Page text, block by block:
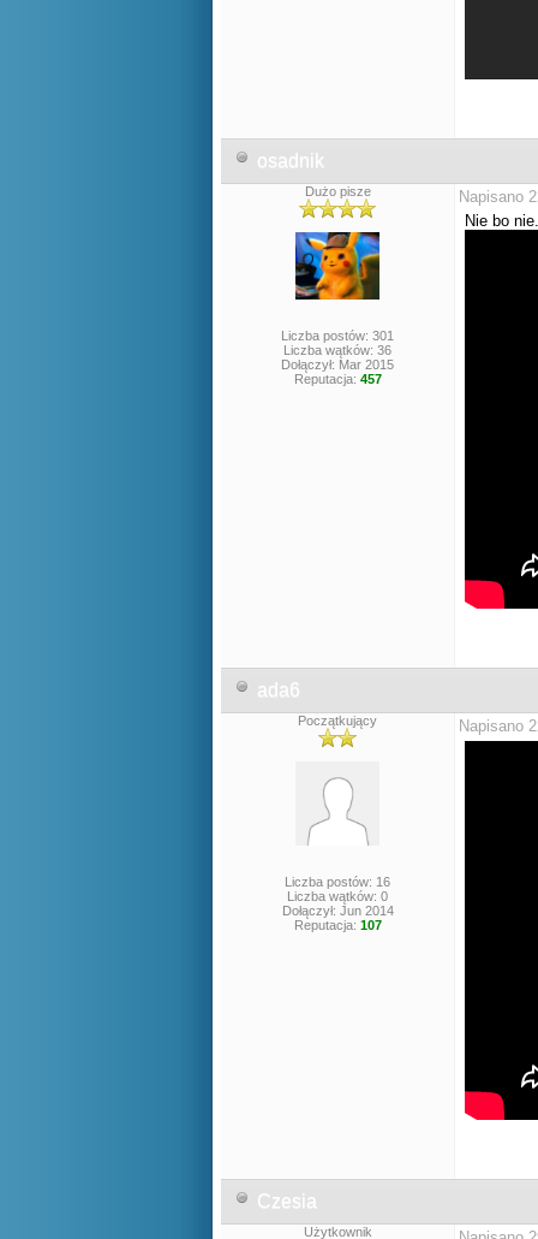
osadnik
Dużo pisze
Liczba postów: 301
Liczba wątków: 36
Dołączył: Mar 2015
Reputacja: 457
Napisano
Nie bo nie.
ada6
Początkujący
Liczba postów: 16
Liczba wątków: 0
Dołączył: Jun 2014
Reputacja: 107
Napisano
Czesia
Użytkownik